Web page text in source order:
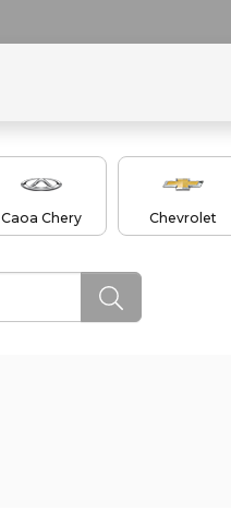
Caoa Chery Chevrolet